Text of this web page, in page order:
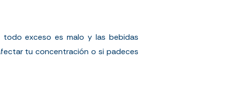
exceso es malo y las bebidas
tu concentración o si padeces